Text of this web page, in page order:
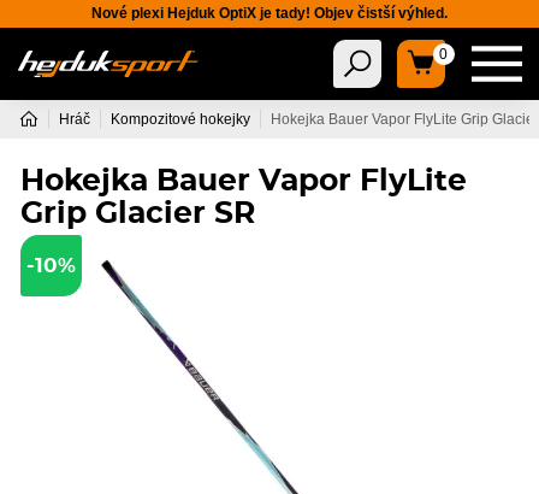
Nové plexi Hejduk OptiX je tady! Objev čistší výhled.
0
Hráč Kompozitové hokejky Hokejka Bauer Vapor FlyLite Grip
Hokejka Bauer Vapor FlyLite
Grip Glacier SR
-10%